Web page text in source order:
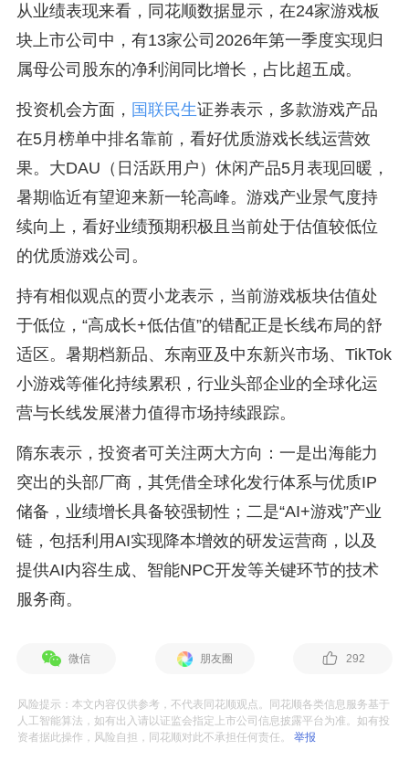
从业绩表现来看，同花顺数据显示，在24家游戏板
块上市公司中，有13家公司2026年第一季度实现归
属母公司股东的净利润同比增长，占比超五成。
投资机会方面， 国联民生证券表示，多款游戏产品
在5月榜单中排名靠前，看好优质游戏长线运营效
果。大DAU（日活跃用户）休闲产品5月表现回暖，
暑期临近有望迎来新一轮高峰。游戏产业景气度持
续向上，看好业绩预期积极且当前处于估值较低位
的优质游戏公司。
持有相似观点的贾小龙表示，当前游戏板块估值处
于低位，“高成长+低估值”的错配正是长线布局的舒
适区。暑期档新品、东南亚及中东新兴市场、TikTok
小游戏等催化持续累积，行业头部企业的全球化运
营与长线发展潜力值得市场持续跟踪。
隋东表示，投资者可关注两大方向：一是出海能力
突出的头部厂商，其凭借全球化发行体系与优质IP
储备，业绩增长具备较强韧性；二是“AI+游戏”产业
链，包括利用AI实现降本增效的研发运营商，以及
提供AI内容生成、智能NPC开发等关键环节的技术
服务商。
微信 朋友圈 292
风险提示：本文内容仅供参考，不代表同花顺观点。同花顺各类信息服务基于
人工智能算法，如有出入请以证监会指定上市公司信息披露平台为准。如有投
资者据此操作，风险自担，同花顺对此不承担任何责任。举报